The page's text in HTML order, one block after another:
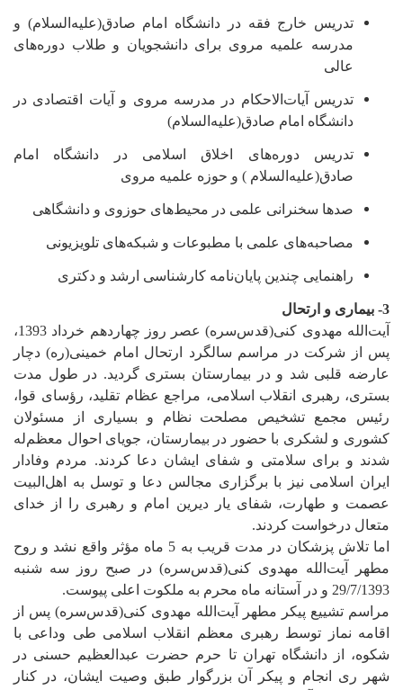
تدریس خارج فقه در دانشگاه امام صادق‌(علیه‌السلام) و
مدرسه علمیه مروی برای دانشجویان و طلاب دوره‌های
عالی
تدریس آیات‌الاحکام در مدرسه مروی و آیات اقتصادی در
دانشگاه امام صادق‌(علیه‌السلام)
تدریس دوره‌های اخلاق اسلامی در دانشگاه امام
صادق‌(علیه‌السلام ) و حوزه علمیه مروی
صدها سخنرانی علمی در محیط‌‌های حوزوی و دانشگاهی
مصاحبه‌های علمی با مطبوعات و شبکه‌های تلویزیونی
راهنمایی چندین پایان‌نامه کارشناسی ارشد و دکتری
3- بیماری و ارتحال
آیت‌الله مهدوی کنی(قدس‌سره) عصر روز چهاردهم خرداد 1393،
پس از شرکت در مراسم سالگرد ارتحال امام خمینی(ره) دچار
عارضه قلبی شد و در بیمارستان بستری گردید. در طول مدت
بستری، رهبری انقلاب اسلامی، مراجع عظام تقلید، رؤسای قوا،
رئیس مجمع تشخیص مصلحت نظام و بسیاری از مسئولان
کشوری و لشکری با حضور در بیمارستان، جویای احوال معظم‌له
شدند و برای سلامتی و شفای ایشان دعا کردند. مردم وفادار
ایران اسلامی نیز با برگزاری مجالس دعا و توسل به اهل‌البیت
عصمت و طهارت، شفای یار دیرین امام و رهبری را از خدای
متعال درخواست کردند.
اما تلاش پزشکان در مدت قریب به 5 ماه مؤثر واقع نشد و روح
مطهر آیت‌الله مهدوی کنی(قدس‌سره) در صبح روز سه شنبه
29/7/1393 و در آستانه ماه محرم به ملکوت اعلی پیوست.
مراسم تشییع پیکر مطهر آیت‌الله مهدوی کنی(قدس‌سره) پس از
اقامه نماز توسط رهبری معظم انقلاب اسلامی طی وداعی با
شکوه، از دانشگاه تهران تا حرم حضرت عبدالعظیم حسنی در
شهر ری انجام و پیکر آن بزرگوار طبق وصیت ایشان، در کنار